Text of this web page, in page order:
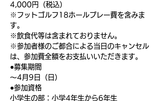
4,000円（税込）
※フットゴルフ18ホールプレー費を含みま
す。
※飲食代等は含まれておりません。
※参加者様のご都合による当日のキャンセル
は、参加費全額をお支払いいただきます。
●募集期間
〜4月9日（日）
●参加資格
小学生の部：小学4年生から6年生